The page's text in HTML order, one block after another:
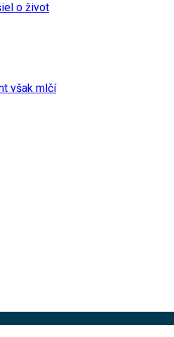
o život
však mlčí